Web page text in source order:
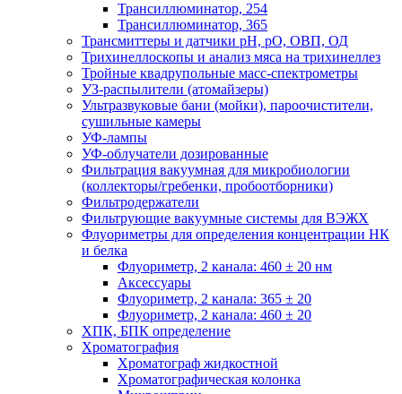
Трансиллюминатор, 254
Трансиллюминатор, 365
Трансмиттеры и датчики рН, рО, ОВП, ОД
Трихинеллоскопы и анализ мяса на трихинеллез
Тройные квадрупольные масс-спектрометры
УЗ-распылители (атомайзеры)
Ультразвуковые бани (мойки), пароочистители,
сушильные камеры
УФ-лампы
УФ-облучатели дозированные
Фильтрация вакуумная для микробиологии
(коллекторы/гребенки, пробоотборники)
Фильтродержатели
Фильтрующие вакуумные системы для ВЭЖХ
Флуориметры для определения концентрации НК
и белка
Флуориметр, 2 канала: 460 ± 20 нм
Аксессуары
Флуориметр, 2 канала: 365 ± 20
Флуориметр, 2 канала: 460 ± 20
ХПК, БПК определение
Хроматография
Хроматограф жидкостной
Хроматографическая колонка